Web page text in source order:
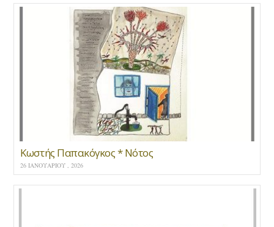
Κωστής Παπακόγκος * Νότος
26 ΙΑΝΟΥΑΡΊΟΥ , 2026